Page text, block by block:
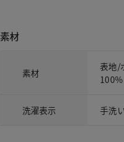
素材
素材
表地/
100%
洗濯表示 手洗